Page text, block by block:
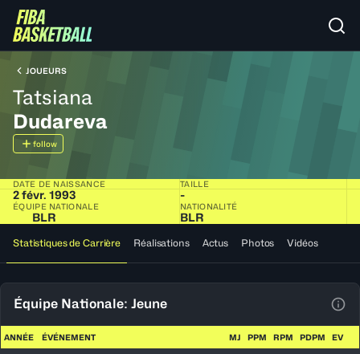
JOUEURS
Tatsiana
Dudareva
follow
DATE DE NAISSANCE
2 févr. 1993
TAILLE
-
ÉQUIPE NATIONALE
BLR
NATIONALITÉ
BLR
Statistiques de Carrière Réalisations Actus Photos Vidéos
Équipe Nationale: Jeune
ANNÉE ÉVÉNEMENT MJ PPM RPM PDPM EV